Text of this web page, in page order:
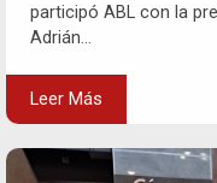
participó ABL con la
Adrián...
Leer Más